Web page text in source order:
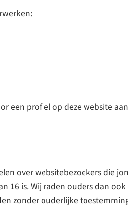
een profiel op deze website
over websitebezoekers die
16 is. Wij raden ouders dan
zonder ouderlijke